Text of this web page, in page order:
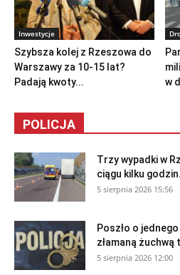
Inwestycje
Szybsza kolej z Rzeszowa do
Warszawy za 10-15 lat?
Padają kwoty...
w
POLICJA
Trzy wypadki w
ciągu kilku
5 sierpnia 2026 15:56
Poszło o
złamaną
5 sierpnia 2026 12:00